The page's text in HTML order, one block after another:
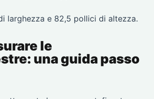
larghezza e 82,5 pollici di altezza.
le
una guida passo